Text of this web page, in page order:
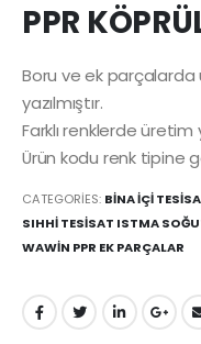
PPR
Boru ve ek
yazılmıştır.
Farklı renklerde
Ürün kodu renk tipine
CATEGORIES: BİNA İÇİ
SIHHİ TESİSAT ISTMA
WAWİN PPR EK PARÇALAR